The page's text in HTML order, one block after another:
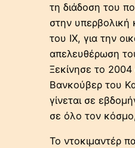
τη διάδοση του
στην υπερβολική
του ΙΧ, για την
απελευθέρωση
Ξεκίνησε το
Βανκούβερ του
γίνεται σε
σε όλο τον
Το ντοκιμαντέρ